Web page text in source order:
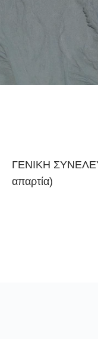
ΓΕΝΙΚΗ
απαρτία)